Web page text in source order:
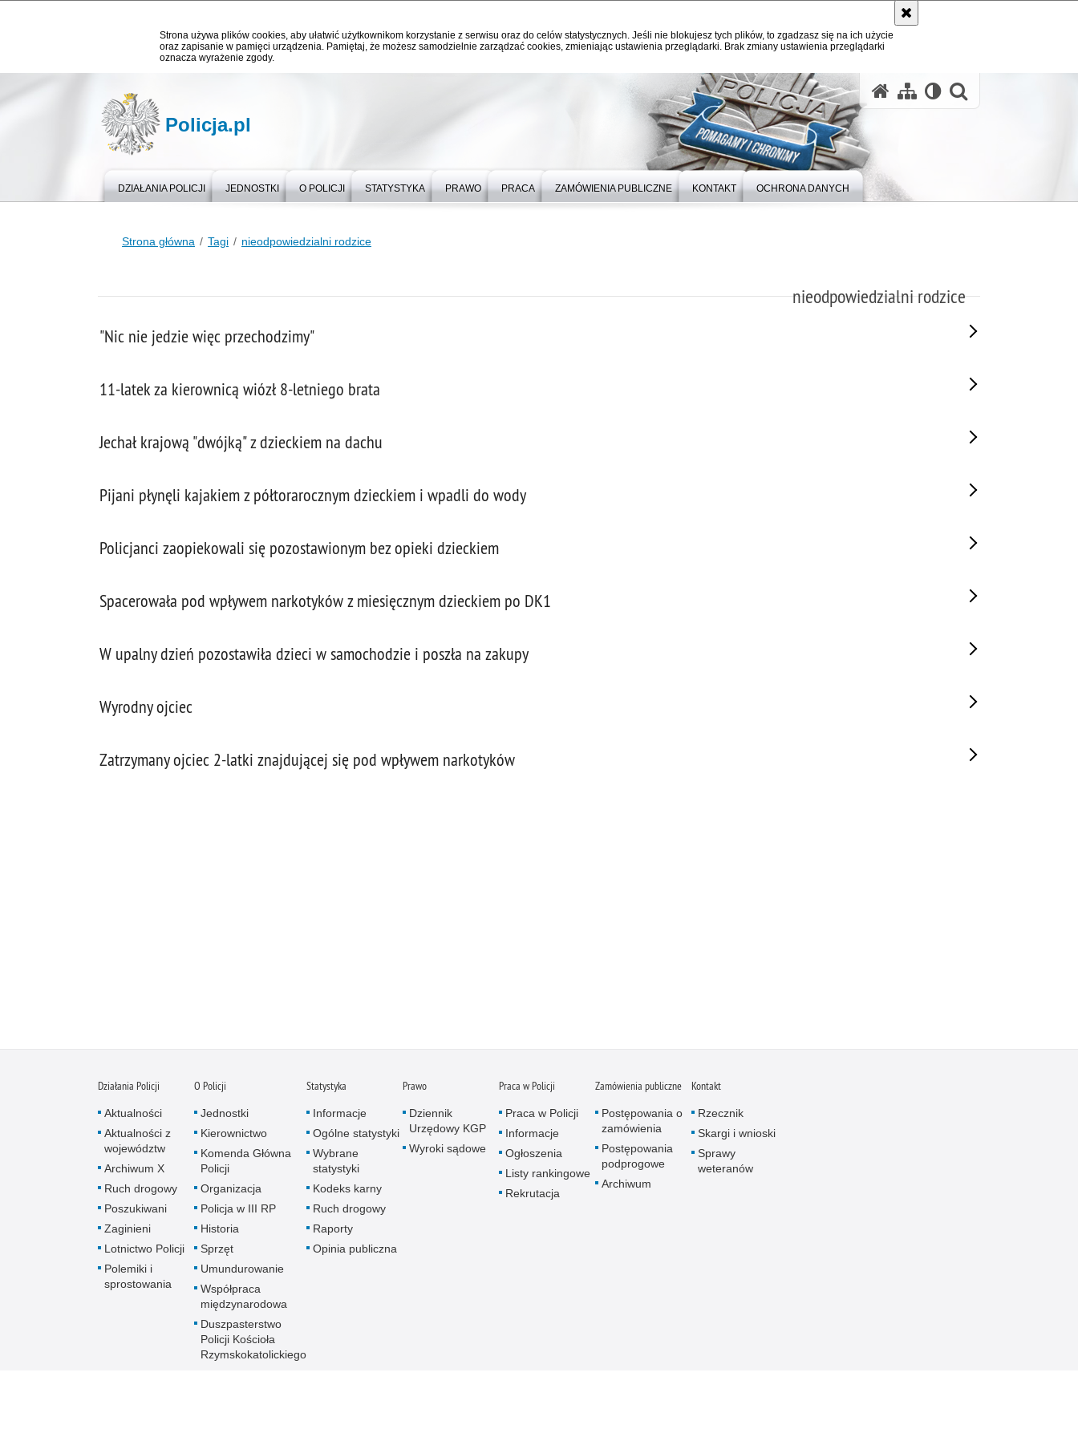
Strona używa plików cookies, aby ułatwić użytkownikom korzystanie z serwisu oraz do celów statystycznych. Jeśli nie blokujesz tych plików, to zgadzasz się na ich użycie
oraz zapisanie w pamięci urządzenia. Pamiętaj, że możesz samodzielnie zarządzać cookies, zmieniając ustawienia przeglądarki. Brak zmiany ustawienia przeglądarki
oznacza wyrażenie zgody.
Policja.pl
DZIAŁANIA POLICJI JEDNOSTKI O POLICJI STATYSTYKA PRAWO PRACA ZAMÓWIENIA PUBLICZNE KONTAKT OCHRONA DANYCH
Strona główna Tagi nieodpowiedzialni rodzice
nieodpowiedzialni rodzice
"Nic nie jedzie więc przechodzimy"
11-latek za kierownicą wiózł 8-letniego brata
Jechał krajową "dwójką" z dzieckiem na dachu
Pijani płynęli kajakiem z półtorarocznym dzieckiem i wpadli do wody
Policjanci zaopiekowali się pozostawionym bez opieki dzieckiem
Spacerowała pod wpływem narkotyków z miesięcznym dzieckiem po DK1
W upalny dzień pozostawiła dzieci w samochodzie i poszła na zakupy
Wyrodny ojciec
Zatrzymany ojciec 2-latki znajdującej się pod wpływem narkotyków
Działania Policji
Aktualności
Aktualności z
województw
Archiwum X
Ruch drogowy
Poszukiwani
Zaginieni
Lotnictwo Policji
Polemiki i
sprostowania
O Policji
Jednostki
Kierownictwo
Komenda Główna
Policji
Organizacja
Policja w III RP
Historia
Sprzęt
Umundurowanie
Współpraca
międzynarodowa
Duszpasterstwo
Policji Kościoła
Rzymskokatolickiego
Statystyka
Informacje
Ogólne statystyki
Wybrane
statystyki
Kodeks karny
Ruch drogowy
Raporty
Opinia publiczna
Prawo
Dziennik
Urzędowy KGP
Wyroki sądowe
Praca w Policji
Praca w Policji
Informacje
Ogłoszenia
Listy rankingowe
Rekrutacja
Zamówienia publiczne
Postępowania o
zamówienia
Postępowania
podprogowe
Archiwum
Kontakt
Rzecznik
Skargi i wnioski
Sprawy
weteranów